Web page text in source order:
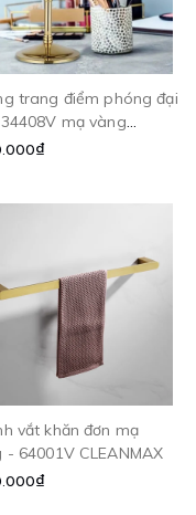
trang điểm phóng đại
mạ vàng
vắt khăn đơn mạ
- 64001V CLEANMAX